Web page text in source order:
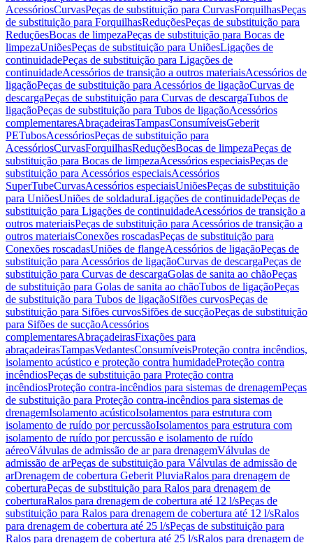
AcessóriosCurvasPeças de substituição para CurvasForquilhasPeças
de substituição para ForquilhasReduçõesPeças de substituição para
ReduçõesBocas de limpezaPeças de substituição para Bocas de
limpezaUniõesPeças de substituição para UniõesLigações de
continuidadePeças de substituição para Ligações de
continuidadeAcessórios de transição a outros materiaisAcessórios de
ligaçãoPeças de substituição para Acessórios de ligaçãoCurvas de
descargaPeças de substituição para Curvas de descargaTubos de
ligaçãoPeças de substituição para Tubos de ligaçãoAcessórios
complementaresAbraçadeirasTampasConsumíveisGeberit
PETubosAcessóriosPeças de substituição para
AcessóriosCurvasForquilhasReduçõesBocas de limpezaPeças de
substituição para Bocas de limpezaAcessórios especiaisPeças de
substituição para Acessórios especiaisAcessórios
SuperTubeCurvasAcessórios especiaisUniõesPeças de substituição
para UniõesUniões de soldaduraLigações de continuidadePeças de
substituição para Ligações de continuidadeAcessórios de transição a
outros materiaisPeças de substituição para Acessórios de transição a
outros materiaisConexões roscadasPeças de substituição para
Conexões roscadasUniões de flangeAcessórios de ligaçãoPeças de
substituição para Acessórios de ligaçãoCurvas de descargaPeças de
substituição para Curvas de descargaGolas de sanita ao chãoPeças
de substituição para Golas de sanita ao chãoTubos de ligaçãoPeças
de substituição para Tubos de ligaçãoSifões curvosPeças de
substituição para Sifões curvosSifões de sucçãoPeças de substituição
para Sifões de sucçãoAcessórios
complementaresAbraçadeirasFixações para
abraçadeirasTampasVedantesConsumíveisProteção contra incêndios,
isolamento acústico e proteção contra humidadeProteção contra
incêndiosPeças de substituição para Proteção contra
incêndiosProteção contra-incêndios para sistemas de drenagemPeças
de substituição para Proteção contra-incêndios para sistemas de
drenagemIsolamento acústicoIsolamentos para estrutura com
isolamento de ruído por percussãoIsolamentos para estrutura com
isolamento de ruído por percussão e isolamento de ruído
aéreoVálvulas de admissão de ar para drenagemVálvulas de
admissão de arPeças de substituição para Válvulas de admissão de
arDrenagem de cobertura Geberit PluviaRalos para drenagem de
coberturaPeças de substituição para Ralos para drenagem de
coberturaRalos para drenagem de cobertura até 12 l/sPeças de
substituição para Ralos para drenagem de cobertura até 12 l/sRalos
para drenagem de cobertura até 25 l/sPeças de substituição para
Ralos para drenagem de cobertura até 25 l/sRalos para drenagem de